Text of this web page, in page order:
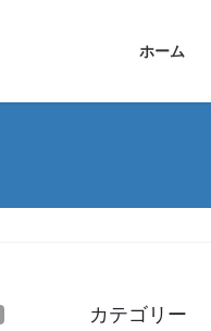
ホーム
カテゴリー